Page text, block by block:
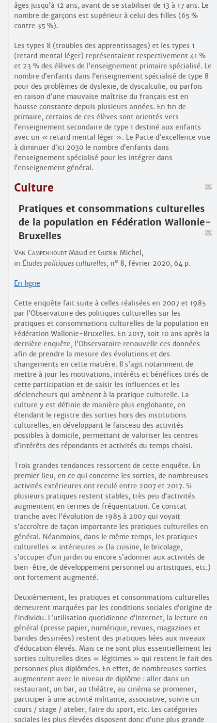
âges jusqu’à 12 ans, avant de se stabiliser de 13 à 17 ans. Le
nombre de garçons est supérieur à celui des filles (65 %
contre 35 %).
Les types 8 (troubles des apprentissages) et les types 1
(retard mental léger) représentaient respectivement 41 %
et 23 % des élèves de l’enseignement primaire spécialisé. Le
nombre d’enfants dans l’enseignement spécialisé de type 8
pour des problèmes de dyslexie, de dyscalculie, ou parfois
en raison d’une mauvaise maîtrise du français est en
hausse constante depuis plusieurs années. En fin de
primaire, certains de ces élèves sont orientés vers
l’enseignement secondaire de type 1 destiné aux enfants
avec un « retard mental léger ». Le Pacte d’excellence vise
à diminuer d’ici 2030 le nombre d’enfants dans
l’enseignement spécialisé pour les intégrer dans
l’enseignement général.
Culture
Pratiques et consommations culturelles
de la population en Fédération Wallonie-
Bruxelles
Van CampenhoudtMaud et Guérin Michel,
in Études politiques culturelles, no 8, février 2020, 64 p.
En ligne
Cette enquête fait suite à celles réalisées en 2007 et 1985
par l’Observatoire des politiques culturelles sur les
pratiques et consommations culturelles de la population en
Fédération Wallonie-Bruxelles. En 2017, soit 10 ans après la
dernière enquête, l’Observatoire renouvelle ces données
afin de prendre la mesure des évolutions et des
changements en cette matière. Il s’agit notamment de
mettre à jour les motivations, intérêts et bénéfices tirés de
cette participation et de saisir les influences et les
déclencheurs qui amènent à la pratique culturelle. La
culture y est définie de manière plus englobante, en
étendant le registre des sorties hors des institutions
culturelles, en développant le faisceau des activités
possibles à domicile, permettant de valoriser les centres
d’intérêts des répondants et activités du temps choisi.
Trois grandes tendances ressortent de cette enquête. En
premier lieu, en ce qui concerne les sorties, de nombreuses
activités extérieures ont reculé entre 2007 et 2017. Si
plusieurs pratiques restent stables, très peu d’activités
augmentent en termes de fréquentation. Ce constat
tranche avec l’évolution de 1985 à 2007 qui voyait
s’accroître de façon importante les pratiques culturelles en
général. Néanmoins, dans le même temps, les pratiques
culturelles « intérieures » (la cuisine, le bricolage,
s’occuper d’un jardin ou encore s’adonner aux activités de
bien-être, de développement personnel ou artistiques, etc.)
ont fortement augmenté.
Deuxièmement, les pratiques et consommations culturelles
demeurent marquées par les conditions sociales d’origine de
l’individu. L’utilisation quotidienne d’Internet, la lecture en
général (presse papier, numérique, revues, magazines et
bandes dessinées) restent des pratiques liées aux niveaux
d’éducation élevés. Mais ce ne sont plus essentiellement les
sorties culturelles dites « légitimes » qui restent le fait des
personnes plus diplômées. En effet, de nombreuses sorties
augmentent avec le niveau de diplôme : aller dans un
restaurant, un bar, au théâtre, au cinéma se promener,
participer à une activité militante, associative, suivre un
cours / stage / atelier, faire du sport, etc. Les catégories
sociales les plus élevées disposent donc d’une plus grande